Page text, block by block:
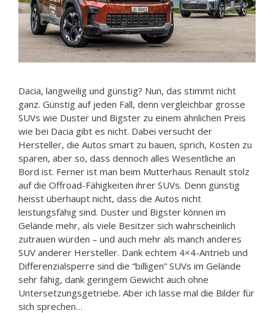
Dacia, langweilig und günstig? Nun, das stimmt nicht
ganz. Günstig auf jeden Fall, denn vergleichbar grosse
SUVs wie Duster und Bigster zu einem ähnlichen Preis
wie bei Dacia gibt es nicht. Dabei versucht der
Hersteller, die Autos smart zu bauen, sprich, Kosten zu
sparen, aber so, dass dennoch alles Wesentliche an
Bord ist. Ferner ist man beim Mutterhaus Renault stolz
auf die Offroad-Fähigkeiten ihrer SUVs. Denn günstig
heisst überhaupt nicht, dass die Autos nicht
leistungsfähig sind. Duster und Bigster können im
Gelände mehr, als viele Besitzer sich wahrscheinlich
zutrauen würden – und auch mehr als manch anderes
SUV anderer Hersteller. Dank echtem 4×4-Antrieb und
Differenzialsperre sind die “billigen” SUVs im Gelände
sehr fähig, dank geringem Gewicht auch ohne
Untersetzungsgetriebe. Aber ich lasse mal die Bilder für
sich sprechen…